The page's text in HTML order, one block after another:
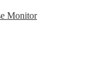
Monitor